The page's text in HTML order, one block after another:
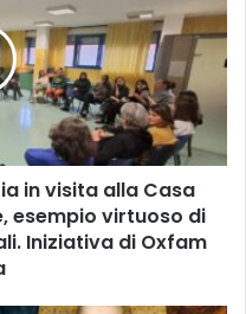
in visita alla Casa
esempio virtuoso di
Iniziativa di Oxfam